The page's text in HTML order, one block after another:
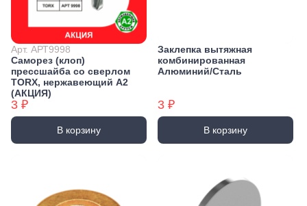
Арт. АРТ9998
Саморез (клоп)
прессшайба со сверлом
TORX, нержавеющий А2
(АКЦИЯ)
3 ₽
В корзину
Заклепка вытяжная
комбинированная
Алюминий/Сталь
3 ₽
В корзину